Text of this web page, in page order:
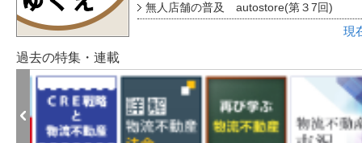
無人店舗の普及 autostore(第３7回)
現
過去の特集・連載